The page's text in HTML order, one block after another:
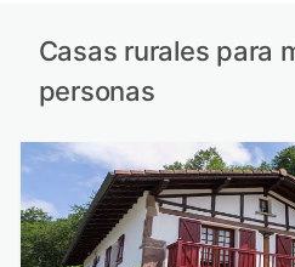
Casas rurales para
personas